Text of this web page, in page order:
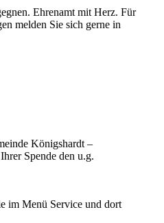
Ehrenamt mit Herz. Für
melden Sie sich gerne in
Königshardt –
Spende den u.g.
im Menü Service und dort